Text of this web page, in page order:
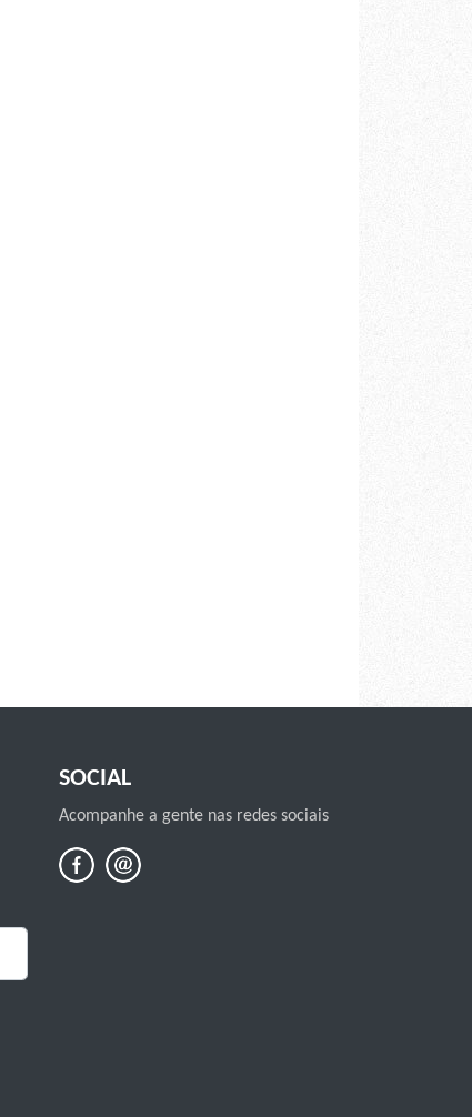
SOCIAL
Acompanhe a gente nas redes sociais